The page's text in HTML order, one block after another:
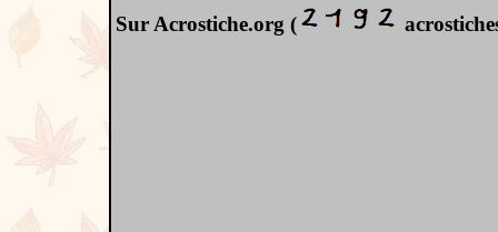
Sur Acrostiche.org (